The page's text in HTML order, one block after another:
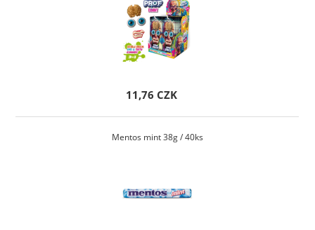
11,76 CZK
Mentos mint 38g / 40ks